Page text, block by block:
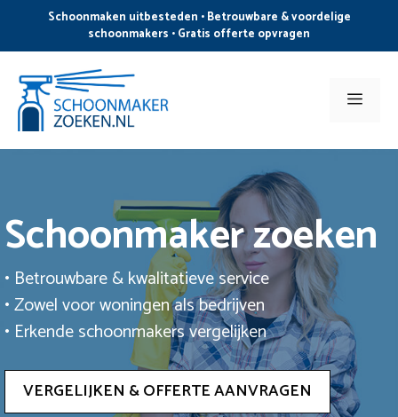
de
inhoud
Schoonmaken uitbesteden • Betrouwbare & voordelige
schoonmakers • Gratis offerte opvragen
Menu
Schoonmaker zoeken
• Betrouwbare & kwalitatieve service
• Zowel voor woningen als bedrijven
• Erkende schoonmakers vergelijken
VERGELIJKEN & OFFERTE AANVRAGEN